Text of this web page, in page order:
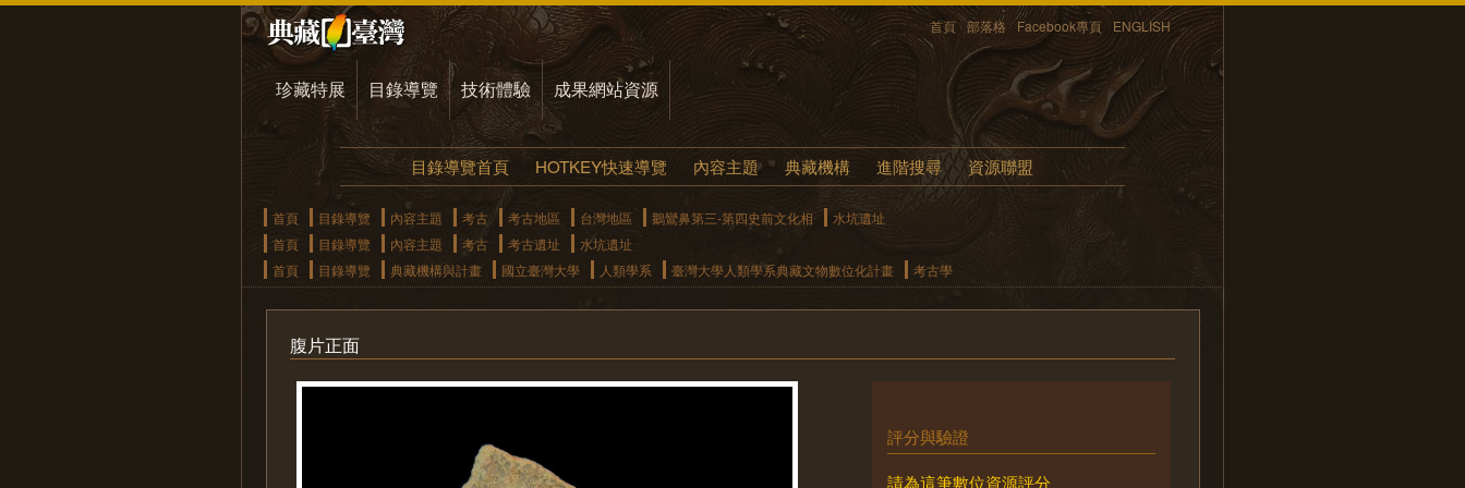
首頁 部落格 Facebook專頁 ENGLISH
珍藏特展 目錄導覽 技術體驗 成果網站資源
目錄導覽首頁 HOTKEY快速導覽 內容主題 典藏機構 進階搜尋 資源聯盟
首頁 目錄導覽 內容主題 考古 考古地區 台灣地區 鵝鸞鼻第三-第四史前文化相
水坑遺址
首頁
目錄導覽 內容主題 考古 考古遺址
水坑遺址
首頁
目錄導覽 典藏機構與計畫 國立臺灣大學 人類學系 臺灣大學人類學系典藏文物數位化計畫 考古學
腹片正面
評分與驗證
請為這筆數位資源評分